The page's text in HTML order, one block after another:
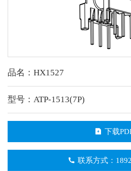
品名：HX1527
型号：ATP-1513(7P)
下载
联系方式：